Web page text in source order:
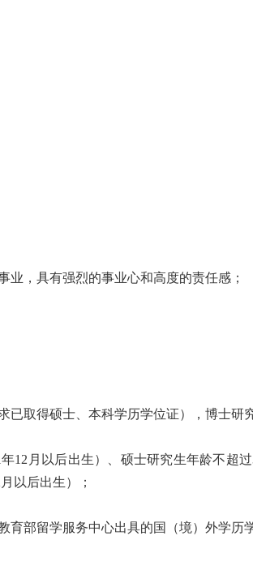
业，具有强烈的事业心和高度的责任感；
已取得硕士、本科学历学位证），博士研
12月以后出生）、硕士研究生年龄不超
以后出生）；
部留学服务中心出具的国（境）外学历